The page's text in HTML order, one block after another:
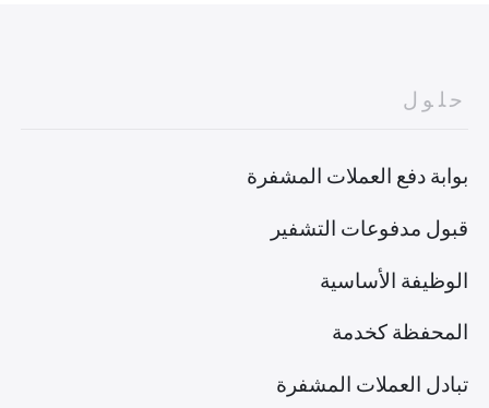
حلول
بوابة دفع العملات المشفرة
قبول مدفوعات التشفير
الوظيفة الأساسية
المحفظة كخدمة
تبادل العملات المشفرة